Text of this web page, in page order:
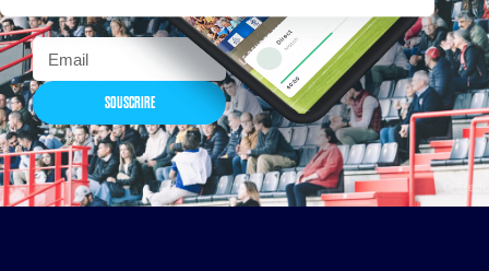
SOUSCRIRE